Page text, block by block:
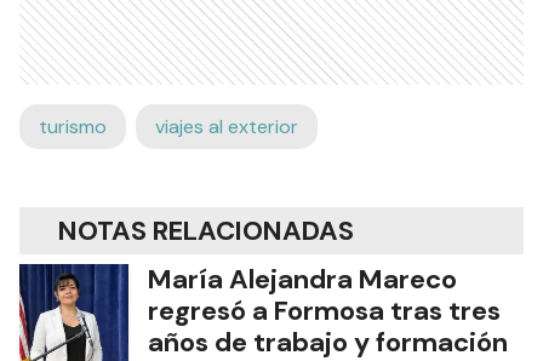
turismo viajes al exterior
NOTAS RELACIONADAS
María Alejandra Mareco
regresó a Formosa tras tres
años de trabajo y formación